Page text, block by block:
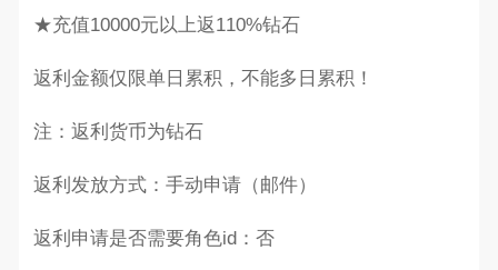
★充值10000元以上返110%钻石
返利金额仅限单日累积，不能多日累积！
注：返利货币为钻石
返利发放方式：手动申请（邮件）
返利申请是否需要角色id：否